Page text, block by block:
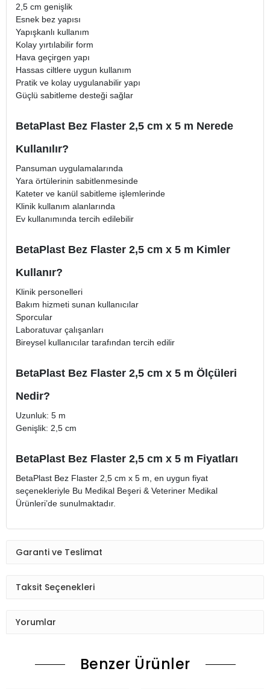
2,5 cm genişlik
Esnek bez yapısı
Yapışkanlı kullanım
Kolay yırtılabilir form
Hava geçirgen yapı
Hassas ciltlere uygun kullanım
Pratik ve kolay uygulanabilir yapı
Güçlü sabitleme desteği sağlar
BetaPlast Bez Flaster 2,5 cm x 5 m Nerede
Kullanılır?
Pansuman uygulamalarında
Yara örtülerinin sabitlenmesinde
Kateter ve kanül sabitleme işlemlerinde
Klinik kullanım alanlarında
Ev kullanımında tercih edilebilir
BetaPlast Bez Flaster 2,5 cm x 5 m Kimler
Kullanır?
Klinik personelleri
Bakım hizmeti sunan kullanıcılar
Sporcular
Laboratuvar çalışanları
Bireysel kullanıcılar tarafından tercih edilir
BetaPlast Bez Flaster 2,5 cm x 5 m Ölçüleri
Nedir?
Uzunluk: 5 m
Genişlik: 2,5 cm
BetaPlast Bez Flaster 2,5 cm x 5 m Fiyatları
BetaPlast Bez Flaster 2,5 cm x 5 m, en uygun fiyat
seçenekleriyle Bu Medikal Beşeri & Veteriner Medikal
Ürünleri’de sunulmaktadır.
Garanti ve Teslimat
Taksit Seçenekleri
Yorumlar
Benzer Ürünler